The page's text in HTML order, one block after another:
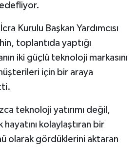
Kurulu Başkan Yardımcısı
toplantıda yaptığı
iki güçlü teknoloji markasını
için bir araya
teknoloji yatırımı değil,
kolaylaştıran bir
olarak gördüklerini aktaran